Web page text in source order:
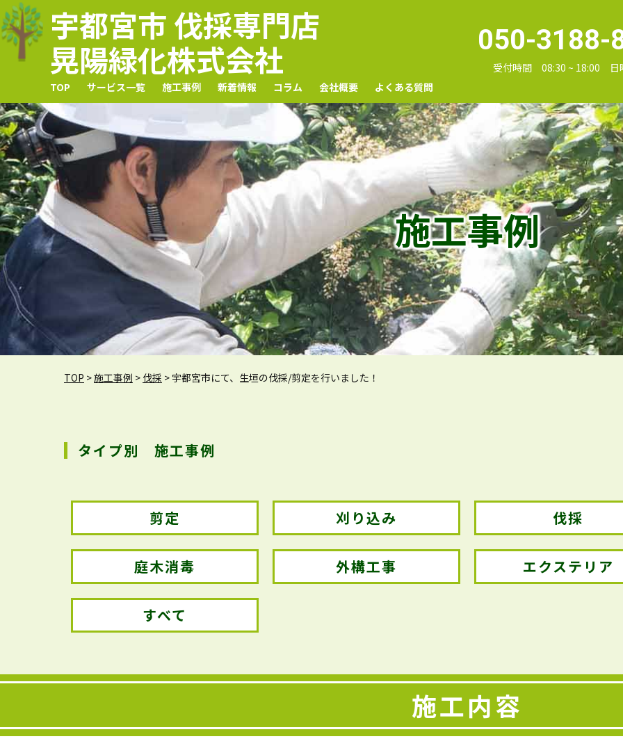
宇都宮市 伐採専門店
晃陽緑化株式会社
TOP サービス一覧 施工事例 新着情報 コラム 会社概要 よくある質問
050-3188-
受付時間 08:30 ~ 18:00 日
施工事例
TOP >施工事例 > 伐採 > 宇都宮市にて、生垣の伐採/剪定を行いました！
タイプ別 施工事例
剪定 刈り込み 伐採
庭木消毒 外構工事 エクステリア
すべて
施工内容